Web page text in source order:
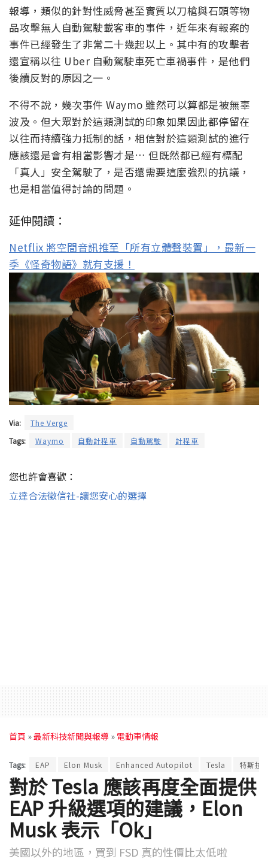
報導，類似的針對性威脅甚至實質以刀槍與石頭等物
品攻擊無人自動駕駛載客車的事件，近年來有報案的
事件已經發生了非常二十幾起以上。其中有的攻擊者
還宣稱以往 Uber 自動駕駛車死亡車禍事件，是他們
後續反對的原因之一。
不得不說，幾次事件 Waymo 雖然可以算都是被無辜
波及。但大眾對於這類測試的印象如果因此都停留在
以往而持續強力抵制的話，相信對於這類測試的進行
應該還是會有相當影響才是… 但既然都已經有標配
「真人」安全駕駛了，是否還需要這麼強烈的抗議，
也是相當值得討論的問題。
延伸閱讀：
Netflix 將空間音訊推至「所有立體聲裝置」，最新一
季《怪奇物語》就有支援！
Via:
The Verge
Tags:
Waymo 自動計程車 自動駕駛 計程車
您也許會喜歡：
立達合法徵信社-讓您安心的選擇
首頁 »最新科技新聞與報導 » 電動車情報
Tags: EAP Elon Musk Enhanced Autopilot Tesla 特斯拉
對於 Tesla 應該再度全面提供
EAP 升級選項的建議，Elon
Musk 表示「Ok」
美國以外的地區，買到 FSD 真的性價比太低啦